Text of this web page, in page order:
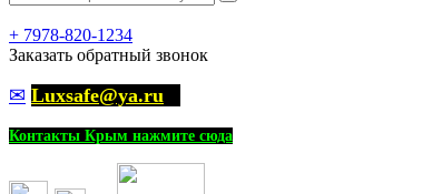
+ 7978-820-1234
Заказать обратный звонок
✉ Luxsafe@ya.ru
Контакты Крым нажмите сюда